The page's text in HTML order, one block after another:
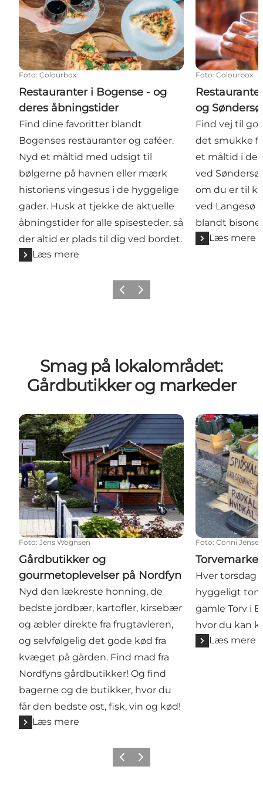
Foto: Colourbox
Restauranter i Bogense - og
deres åbningstider
Find dine favoritter blandt
Bogenses restauranter og caféer.
Nyd et måltid med udsigt til
bølgerne på havnen eller mærk
historiens vingesus i de hyggelige
gader. Husk at tjekke de aktuelle
åbningstider for alle spisesteder, så
der altid er plads til dig ved bordet.
Læs mere
Foto: Colourbox
og Søndersø
Find vej til
det smukke
et måltid i de
ved
om du er til
ved Langesø
blandt
Læs mere
Forrige billede
Næste billede
Smag på lokalområdet:
Gårdbutikker og markeder
Gårdbutikker og gourmetoplevelser på Nordfyn
Foto: Jens Wognsen
Gårdbutikker og
gourmetoplevelser på Nordfyn
Nyd den lækreste honning, de
bedste jordbær, kartofler, kirsebær
og æbler direkte fra frugtavleren,
og selvfølgelig det gode kød fra
kvæget på gården. Find mad fra
Nordfyns gårdbutikker! Og find
bagerne og de butikker, hvor du
får den bedste ost, fisk, vin og kød!
Læs mere
Torvemarked
Foto: Conni
Hver torsdag
hyggeligt
gamle Torv i
hvor du kan
Læs mere
Forrige billede
Næste billede